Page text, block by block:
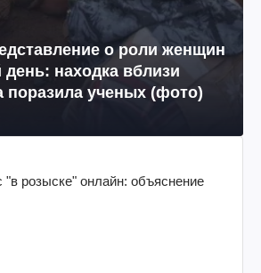
о роли женщин
находка вблизи
поразила ученых (фото)
"в розыске" онлайн: объяснение